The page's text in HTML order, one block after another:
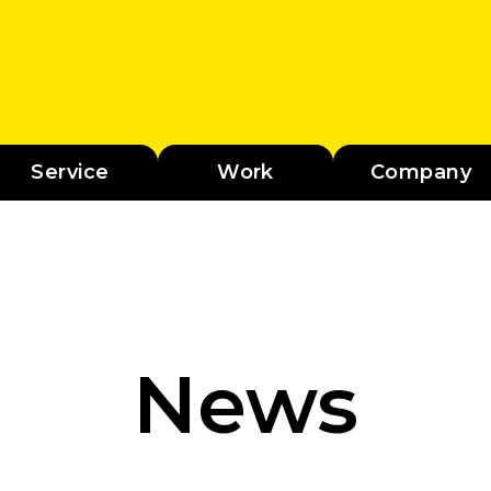
Service Work Company
News